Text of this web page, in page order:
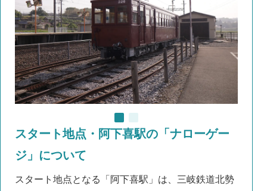
スタート地点・阿下喜駅の「ナローゲー
ジ」について
スタート地点となる「阿下喜駅」は、三岐鉄道北勢